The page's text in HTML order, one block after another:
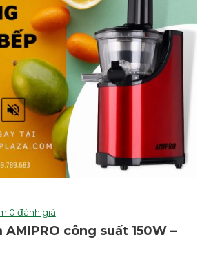
0 đánh giá
công suất 150W –